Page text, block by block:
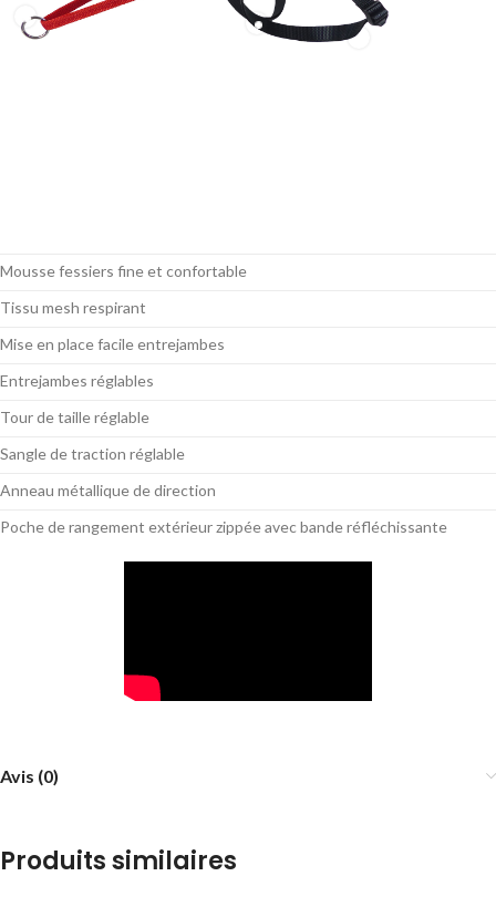
Mousse fessiers fine et confortable
Tissu mesh respirant
Mise en place facile entrejambes
Entrejambes réglables
Tour de taille réglable
Sangle de traction réglable
Anneau métallique de direction
Poche de rangement extérieur zippée avec bande réfléchissante
Avis (0)
Produits similaires